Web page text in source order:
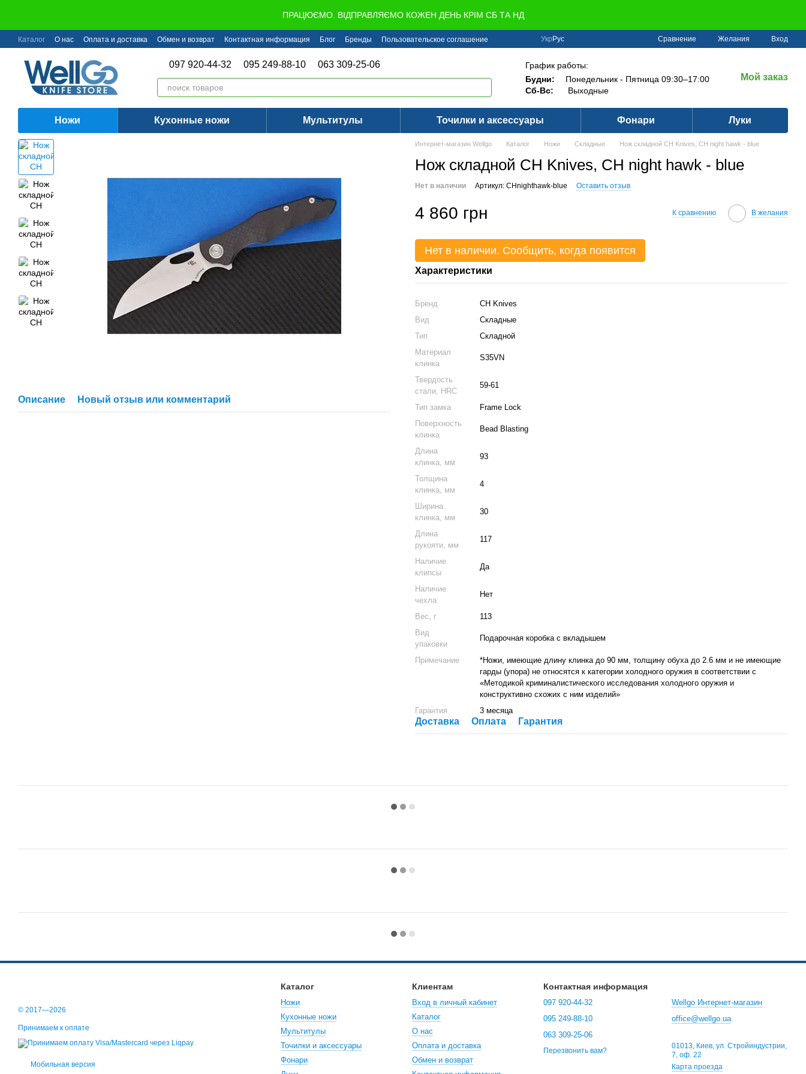
ПРАЦЮЄМО. ВІДПРАВЛЯЄМО КОЖЕН ДЕНЬ КРІМ СБ ТА НД
Каталог О нас Оплата и доставка Обмен и возврат Контактная информация Блог Бренды Пользовательское соглашение Укр Рус Сравнение Желания Вход
097 920-44-32 095 249-88-10 063 309-25-06
График работы:
Будни:
Понедельник - Пятница 09:30–17:00
Сб-Вс:
Выходные
Мой заказ
Ножи Кухонные ножи Мультитулы Точилки и аксессуары Фонари Луки
Описание Новый отзыв или комментарий
Интернет-магазин Wellgo Каталог Ножи Складные Нож складной CH Knives, CH night hawk - blue
Нож складной CH Knives, CH night hawk - blue
Нет в наличии Артикул: CHnighthawk-blue Оставить отзыв
4 860 грн К сравнению В желания
Нет в наличии. Сообщить, когда появится
Характеристики
Бренд
CH Knives
Вид
Складные
Тип
Складной
Материал
клинка
S35VN
Твердость
стали, HRC
59-61
Тип замка
Frame Lock
Поверхность
клинка
Bead Blasting
Длина
клинка, мм
93
Толщина
клинка, мм
4
Ширина
клинка, мм
30
Длина
рукояти, мм
117
Наличие
клипсы
Да
Наличие
чехла
Нет
Вес, г
113
Вид
упаковки
Подарочная коробка с вкладышем
Примечание
*Ножи, имеющие длину клинка до 90 мм, толщину обуха до 2.6 мм и не имеющие
гарды (упора) не относятся к категории холодного оружия в соответствии с
«Методикой криминалистического исследования холодного оружия и
конструктивно схожих с ним изделий»
Гарантия
3 месяца
Доставка Оплата Гарантия
© 2017—2026
Принимаем к оплате
Мобильная версия
Каталог
Ножи
Кухонные ножи
Мультитулы
Точилки и аксессуары
Фонари
Клиентам
Вход в личный кабинет
Каталог
О нас
Оплата и доставка
Обмен и возврат
Контактная информация
097 920-44-32
095 249-88-10
063 309-25-06
Перезвонить вам?
Wellgo Интернет-магазин
office@wellgo.ua
01013, Киев, ул. Стройиндустрии,
7, оф. 22
Карта проезда